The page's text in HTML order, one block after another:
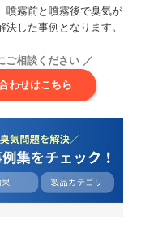
噴霧前と噴霧後で臭気が
した事例となります。
ご相談ください ／
わせはこちら